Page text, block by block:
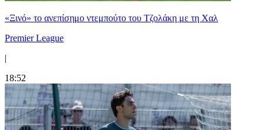
«Ξινό» το ανεπίσημο ντεμπούτο του Τζολάκη με τη Χαλ
Premier League
|
18:52